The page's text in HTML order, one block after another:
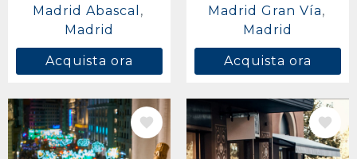
Madrid Abascal
Madrid
Acquista ora
Madrid Gran Vía
Madrid
Acquista ora
IMMAGINE IMMAGINE